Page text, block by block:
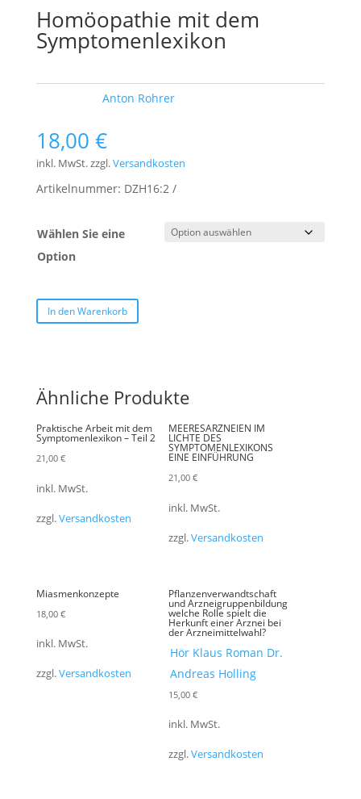
Homöopathie mit dem
Symptomenlexikon
Anton Rohrer
18,00 €
inkl. MwSt.zzgl.Versandkosten
Artikelnummer: DZH16:2
Wählen Sie eine
Option
In den Warenkorb
Ähnliche Produkte
Praktische Arbeit mit dem
Symptomenlexikon – Teil 2
21,00 €
inkl. MwSt.
zzgl.Versandkosten
MEERESARZNEIEN IM
LICHTE DES
SYMPTOMENLEXIKONS
EINE EINFÜHRUNG
21,00 €
inkl. MwSt.
zzgl.Versandkosten
Miasmenkonzepte
18,00 €
inkl. MwSt.
zzgl.Versandkosten
Pflanzenverwandtschaft
und Arzneigruppenbildung
welche Rolle spielt die
Herkunft einer Arznei bei
der Arzneimittelwahl?
Hör Klaus Roman Dr.
Andreas Holling
15,00 €
inkl. MwSt.
zzgl.Versandkosten